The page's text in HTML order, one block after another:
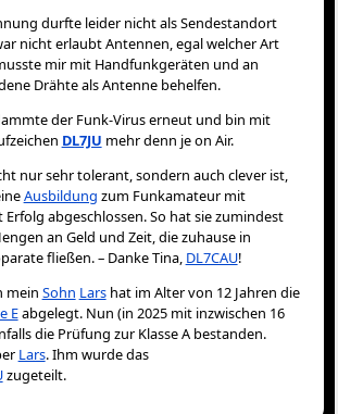
durfte leider nicht als Sendestandort
nicht erlaubt Antennen, egal welcher Art
mir mit Handfunkgeräten und an
Drähte als Antenne behelfen.
der Funk-Virus erneut und bin mit
DL7JU mehr denn je on Air.
nur sehr tolerant, sondern auch clever ist,
Ausbildung zum Funkamateur mit
abgeschlossen. So hat sie zumindest
an Geld und Zeit, die zuhause in
fließen. – Danke Tina, DL7CAU!
mein Sohn Larshat im Alter von 12 Jahren die
Eabgelegt. Nun (in 2025 mit inzwischen 16
die Prüfung zur Klasse A bestanden.
Lars. Ihm wurde das
zugeteilt.